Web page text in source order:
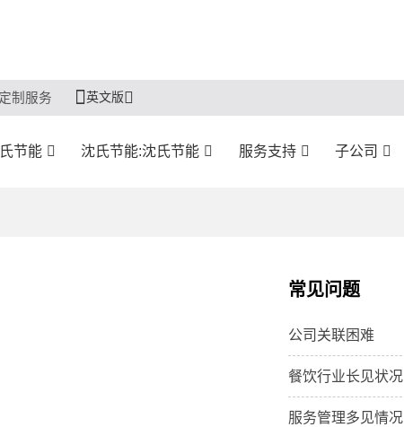
定制服务 英文版
节能 沈氏节能:沈氏节能 服务支持 子公司
常见问题
公司关联困难
餐饮行业长见状况
服务管理多见情况